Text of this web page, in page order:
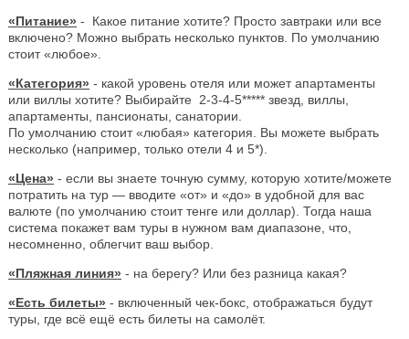
«Питание» - Какое питание хотите? Просто завтраки или все
включено? Можно выбрать несколько пунктов. По умолчанию
стоит «любое».
«Категория» - какой уровень отеля или может апартаменты
или виллы хотите? Выбирайте 2-3-4-5***** звезд, виллы,
апартаменты, пансионаты, санатории.
По умолчанию стоит «любая» категория. Вы можете выбрать
несколько (например, только отели 4 и 5*).
«Цена» - если вы знаете точную сумму, которую хотите/можете
потратить на тур — вводите «от» и «до» в удобной для вас
валюте (по умолчанию стоит тенге или доллар). Тогда наша
система покажет вам туры в нужном вам диапазоне, что,
несомненно, облегчит ваш выбор.
«Пляжная линия» - на берегу? Или без разница какая?
«Есть билеты» - включенный чек-бокс, отображаться будут
туры, где всё ещё есть билеты на самолёт.